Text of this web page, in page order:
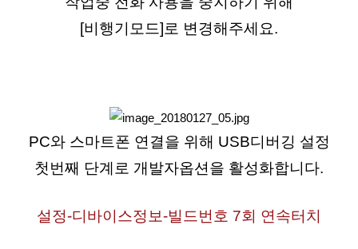
[비행기모드]로 변경해주세요.
PC와 스마트폰 연결을 위해 USB디버깅 설정
첫번째 단계로 개발자옵션을 활성화합니다.
설정-디바이스정보-빌드번호 7회 연속터치